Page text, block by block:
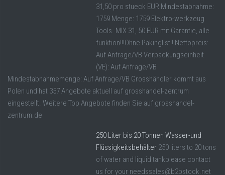
31,50 pro stueck EUR Mindestabnahme:
1759 Menge: 1759 Elektro-werkzeug
Tools. MIX 31, 50 EUR mit Garantie, alle
funktion!!!Ohne Pakinglist!! Nettopreis:
Auf Anfrage/VB Verpackungseinheit
(VE): Auf Anfrage/VB
Mindestabnahmemenge: Auf Anfrage/VB Grosshändler kommt aus
Polen und hat 357 Angebote aktuell auf grosshandel-zentrum
eingestellt. Weitere Top Angebote finden Sie auf grosshandel-
zentrum.de
250 Liter bis 20 Tonnen Wasser-und
Flüssigkeitsbehälter 250 liters to 20 tons
of water and liquid tankplease contact
us for your needssales@b2bstock.net